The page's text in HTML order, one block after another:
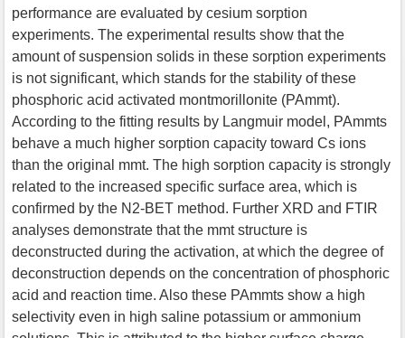
performance are evaluated by cesium sorption
experiments. The experimental results show that the
amount of suspension solids in these sorption experiments
is not significant, which stands for the stability of these
phosphoric acid activated montmorillonite (PAmmt).
According to the fitting results by Langmuir model, PAmmts
behave a much higher sorption capacity toward Cs ions
than the original mmt. The high sorption capacity is strongly
related to the increased specific surface area, which is
confirmed by the N2-BET method. Further XRD and FTIR
analyses demonstrate that the mmt structure is
deconstructed during the activation, at which the degree of
deconstruction depends on the concentration of phosphoric
acid and reaction time. Also these PAmmts show a high
selectivity even in high saline potassium or ammonium